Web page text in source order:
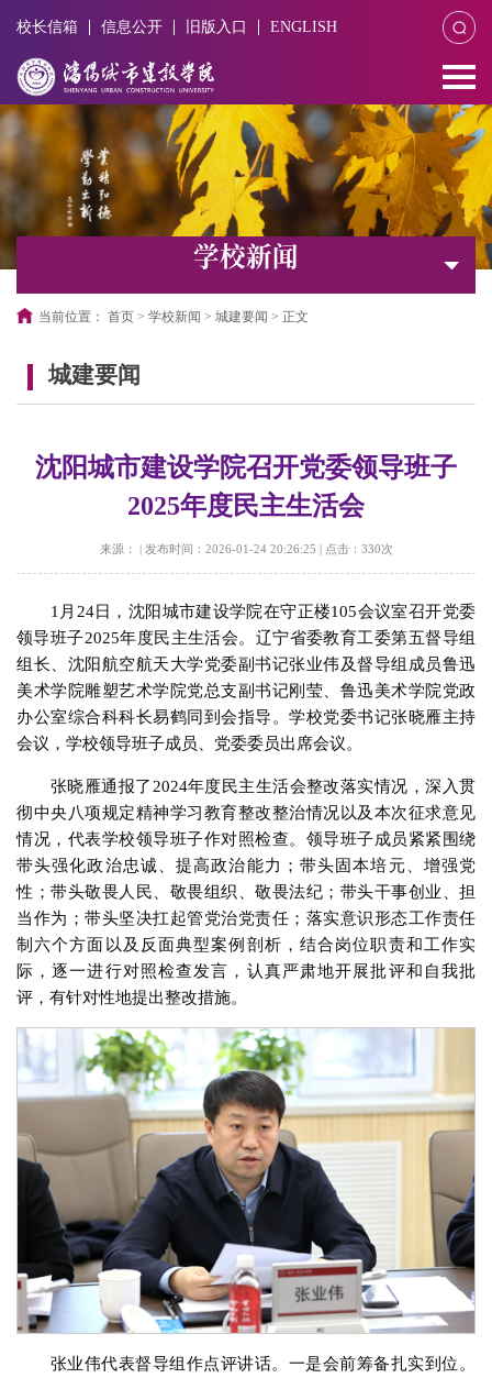
校长信箱 信息公开 旧版入口 ENGLISH
学校新闻
城建要闻
当前位置： 首页> 学校新闻 > 城建要闻 > 正文
沈阳城市建设学院召开党委领导班子
2025年度民主生活会
来源： | 发布时间：2026-01-24 20:26:25 | 点击： 330次
1月24日，沈阳城市建设学院在守正楼105会议室召开党委
领导班子2025年度民主生活会。辽宁省委教育工委第五督导组
组长、沈阳航空航天大学党委副书记张业伟及督导组成员鲁迅
美术学院雕塑艺术学院党总支副书记刚莹、鲁迅美术学院党政
办公室综合科科长易鹤同到会指导。学校党委书记张晓雁主持
会议，学校领导班子成员、党委委员出席会议。
张晓雁通报了2024年度民主生活会整改落实情况，深入贯
彻中央八项规定精神学习教育整改整治情况以及本次征求意见
情况，代表学校领导班子作对照检查。领导班子成员紧紧围绕
带头强化政治忠诚、提高政治能力；带头固本培元、增强党
性；带头敬畏人民、敬畏组织、敬畏法纪；带头干事创业、担
当作为；带头坚决扛起管党治党责任；落实意识形态工作责任
制六个方面以及反面典型案例剖析，结合岗位职责和工作实
际，逐一进行对照检查发言，认真严肃地开展批评和自我批
评，有针对性地提出整改措施。
张业伟代表督导组作点评讲话。一是会前筹备扎实到位。